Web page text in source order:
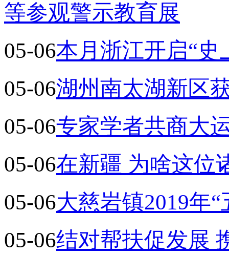
等参观警示教育展
05-06本月浙江开启“史
05-06湖州南太湖新区
05-06专家学者共商大
05-06在新疆 为啥这位
05-06大慈岩镇2019年
05-06结对帮扶促发展